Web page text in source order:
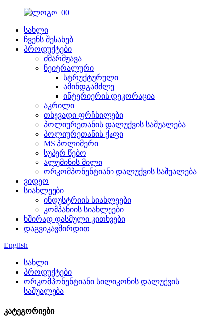
სახლი
ჩვენს შესახებ
პროდუქტები
ძმარმჟავა
ნეიტრალური
სტრუქტურული
ამინდგამძლე
ინტერიერის დეკორაცია
აკრილი
თხევადი ფრჩხილები
პოლიურეთანის დალუქვის საშუალება
პოლიურეთანის ქაფი
MS პოლიმერი
სუპერ წებო
ალუმინის მილი
ორკომპონენტიანი დალუქვის საშუალება
ვიდეო
სიახლეები
ინდუსტრიის სიახლეები
კომპანიის სიახლეები
ხშირად დასმული კითხვები
დაგვიკავშირდით
English
სახლი
პროდუქტები
ორკომპონენტიანი სილიკონის დალუქვის
საშუალება
კატეგორიები